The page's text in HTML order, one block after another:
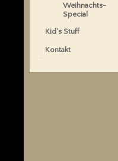
Weihnachts-
Special
Kid's Stuff
Kontakt